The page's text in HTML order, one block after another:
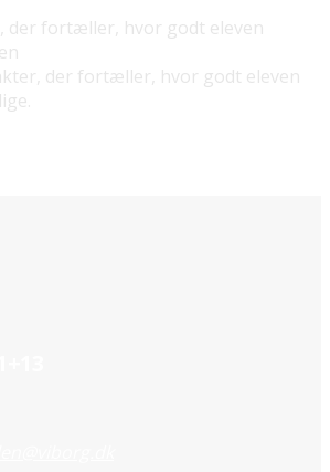
der fortæller, hvor godt eleven
der fortæller, hvor godt eleven